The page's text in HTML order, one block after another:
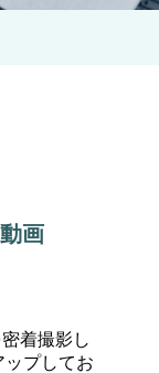
画
着撮影し
ップしてお